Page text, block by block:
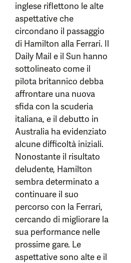
inglese riflettono le alte
aspettative che
circondano il passaggio
di Hamilton alla Ferrari. Il
Daily Mail e il Sun hanno
sottolineato come il
pilota britannico debba
affrontare una nuova
sfida con la scuderia
italiana, e il debutto in
Australia ha evidenziato
alcune difficoltà iniziali.
Nonostante il risultato
deludente, Hamilton
sembra determinato a
continuare il suo
percorso con la Ferrari,
cercando di migliorare la
sua performance nelle
prossime gare. Le
aspettative sono alte e il